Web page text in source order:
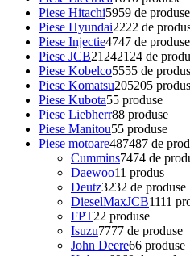
Piese Hitachi5959 de produse
Piese Hyundai2222 de
Piese Injectie4747 de produse
Piese JCB21242124 de
Piese Kobelco5555 de
Piese Komatsu205205
Piese Kubota55 produse
Piese Liebherr88 produse
Piese Manitou55 produse
Piese motoare487487 de
Cummins7474 de
Daewoo11 produs
Deutz3232 de produse
DieselMaxJCB1111
FPT22 produse
Isuzu7777 de produse
John Deere66 produse